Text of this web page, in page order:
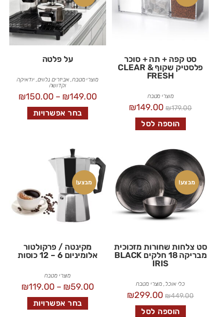
סט קפה + תה + סוכר
פלסטיק שקוף CLEAR &
FRESH
מוצרי מטבח
₪179.00
₪149.00
הוספה לסל
על פלטה
מוצרי מטבח, אביזרים נלווים,יודאיקה
וקדושה
₪149.00
–
₪150.00
בחר אפשרויות
מבצע!
סט צלחות שחורות מזכוכית
מבריקה 18 חלקים BLACK
IRIS
כלי אוכל, מוצרי מטבח
₪449.00
₪299.00
הוספה לסל
מבצע!
מקינטה / פרקולטור
אלומיניום 6 – 12 כוסות
מוצרי מטבח
₪59.00
–
₪119.00
בחר אפשרויות